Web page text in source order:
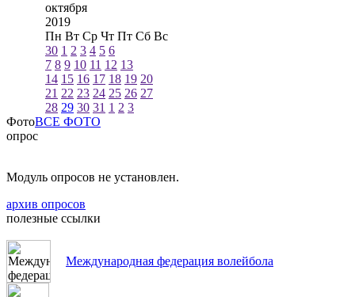
октября
2019
Пн Вт Ср Чт Пт Сб Вс
30 1 2 3 4 5 6
7 8 9 10 11 12 13
14 15 16 17 18 19 20
21 22 23 24 25 26 27
28 29 30 31 1 2 3
ФотоВСЕ ФОТО
опрос
Модуль опросов не установлен.
архив опросов
полезные ссылки
Международная федерация волейбола